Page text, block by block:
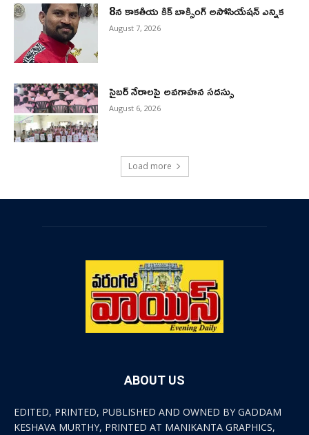
8న కాకతీయ కిక్ బాక్సింగ్ అసోసియేషన్ ఎన్నిక
August 7, 2026
సైబర్ నేరాలపై అవగాహన సదస్సు
August 6, 2026
Load more
ABOUT US
EDITED, PRINTED, PUBLISHED AND OWNED BY GADDAM
KESHAVA MURTHY, PRINTED AT MANIKANTA GRAPHICS,